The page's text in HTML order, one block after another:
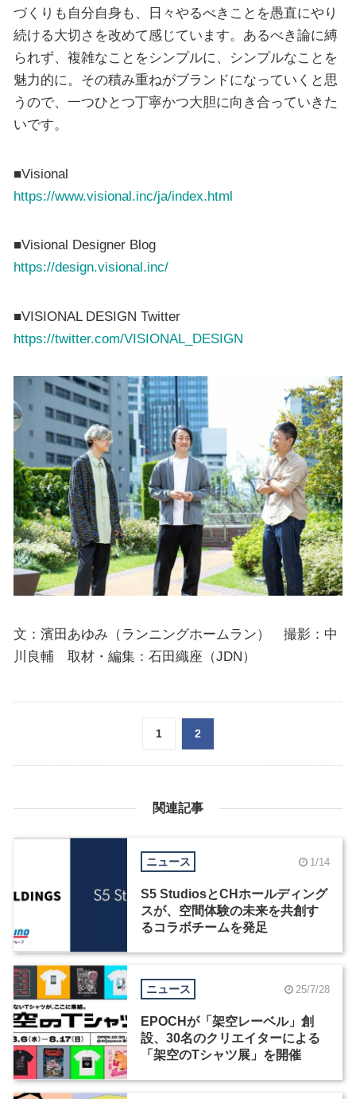
づくりも自分自身も、日々やるべきことを愚直にやり
続ける大切さを改めて感じています。あるべき論に縛
られず、複雑なことをシンプルに、シンプルなことを
魅力的に。その積み重ねがブランドになっていくと思
うので、一つひとつ丁寧かつ大胆に向き合っていきた
いです。
■Visional
https://www.visional.inc/ja/index.html
■Visional Designer Blog
https://design.visional.inc/
■VISIONAL DESIGN Twitter
https://twitter.com/VISIONAL_DESIGN
文：濱田あゆみ（ランニングホームラン） 撮影：中
川良輔 取材・編集：石田織座（JDN）
1 2
関連記事
ニュース 1/14
S5 StudiosとCHホールディング
スが、空間体験の未来を共創す
るコラボチームを発足
ニュース 25/7/28
EPOCHが「架空レーベル」創
設、30名のクリエイターによる
「架空のTシャツ展」を開催